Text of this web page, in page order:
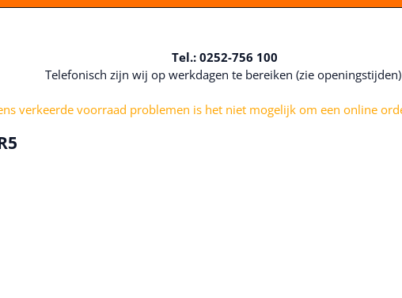
Tel.: 0252-756 100
Telefonisch zijn wij op werkdagen te bereiken (zie
verkeerde voorraad problemen is het niet mogelijk om een online